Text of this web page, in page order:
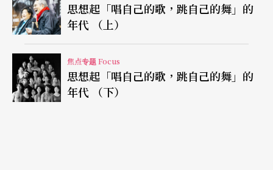
我及很多的我们，在当时还并不理解，当权者在课
本里以「祖先」定义了「我是谁」的框架，即使我
从未去过河南范阳或任何一个课本里的「故土」。
当这些影响台湾存在感的危机接踵发生的时候，在
校园里外我已经感觉到社会里有一种水已近沸点，
思想起「唱自己的歌，跳自己的舞」的
年代 （上）
焦点专题 Focus
思想起「唱自己的歌，跳自己的舞」的
年代 （下）